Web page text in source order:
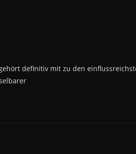
definitiv mit zu den